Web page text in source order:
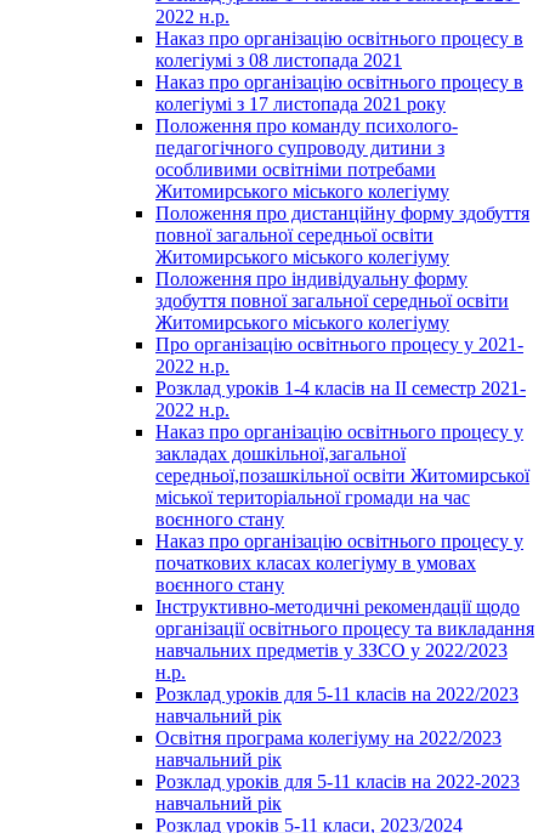
2022 н.р.
Наказ про організацію освітнього процесу в
колегіумі з 08 листопада 2021
Наказ про організацію освітнього процесу в
колегіумі з 17 листопада 2021 року
Положення про команду психолого-
педагогічного супроводу дитини з
особливими освітніми потребами
Житомирського міського колегіуму
Положення про дистанційну форму здобуття
повної загальної середньої освіти
Житомирського міського колегіуму
Положення про індивідуальну форму
здобуття повної загальної середньої освіти
Житомирського міського колегіуму
Про організацію освітнього процесу у 2021-
2022 н.р.
Розклад уроків 1-4 класів на ІІ семестр 2021-
2022 н.р.
Наказ про організацію освітнього процесу у
закладах дошкільної,загальної
середньої,позашкільної освіти Житомирської
міської територіальної громади на час
воєнного стану
Наказ про організацію освітнього процесу у
початкових класах колегіуму в умовах
воєнного стану
Інструктивно-методичні рекомендації щодо
організації освітнього процесу та викладання
навчальних предметів у ЗЗСО у 2022/2023
н.р.
Розклад уроків для 5-11 класів на 2022/2023
навчальний рік
Освітня програма колегіуму на 2022/2023
навчальний рік
Розклад уроків для 5-11 класів на 2022-2023
навчальний рік
Розклад уроків 5-11 класи, 2023/2024